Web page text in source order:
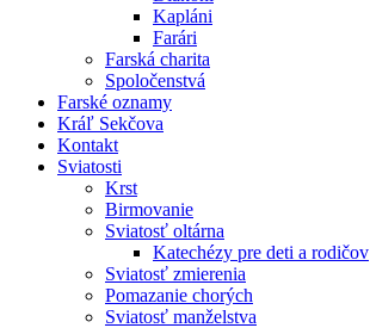
Kapláni
Farári
Farská charita
Spoločenstvá
Farské oznamy
Kráľ Sekčova
Kontakt
Sviatosti
Krst
Birmovanie
Sviatosť oltárna
Katechézy pre deti a rodičov
Sviatosť zmierenia
Pomazanie chorých
Sviatosť manželstva